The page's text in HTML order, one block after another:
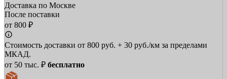
Доставка по Москве
После поставки
от 800 ₽
Стоимость доставки от 800 руб. + 30 руб./км за пределами
МКАД.
от 50 тыс. ₽ бесплатно